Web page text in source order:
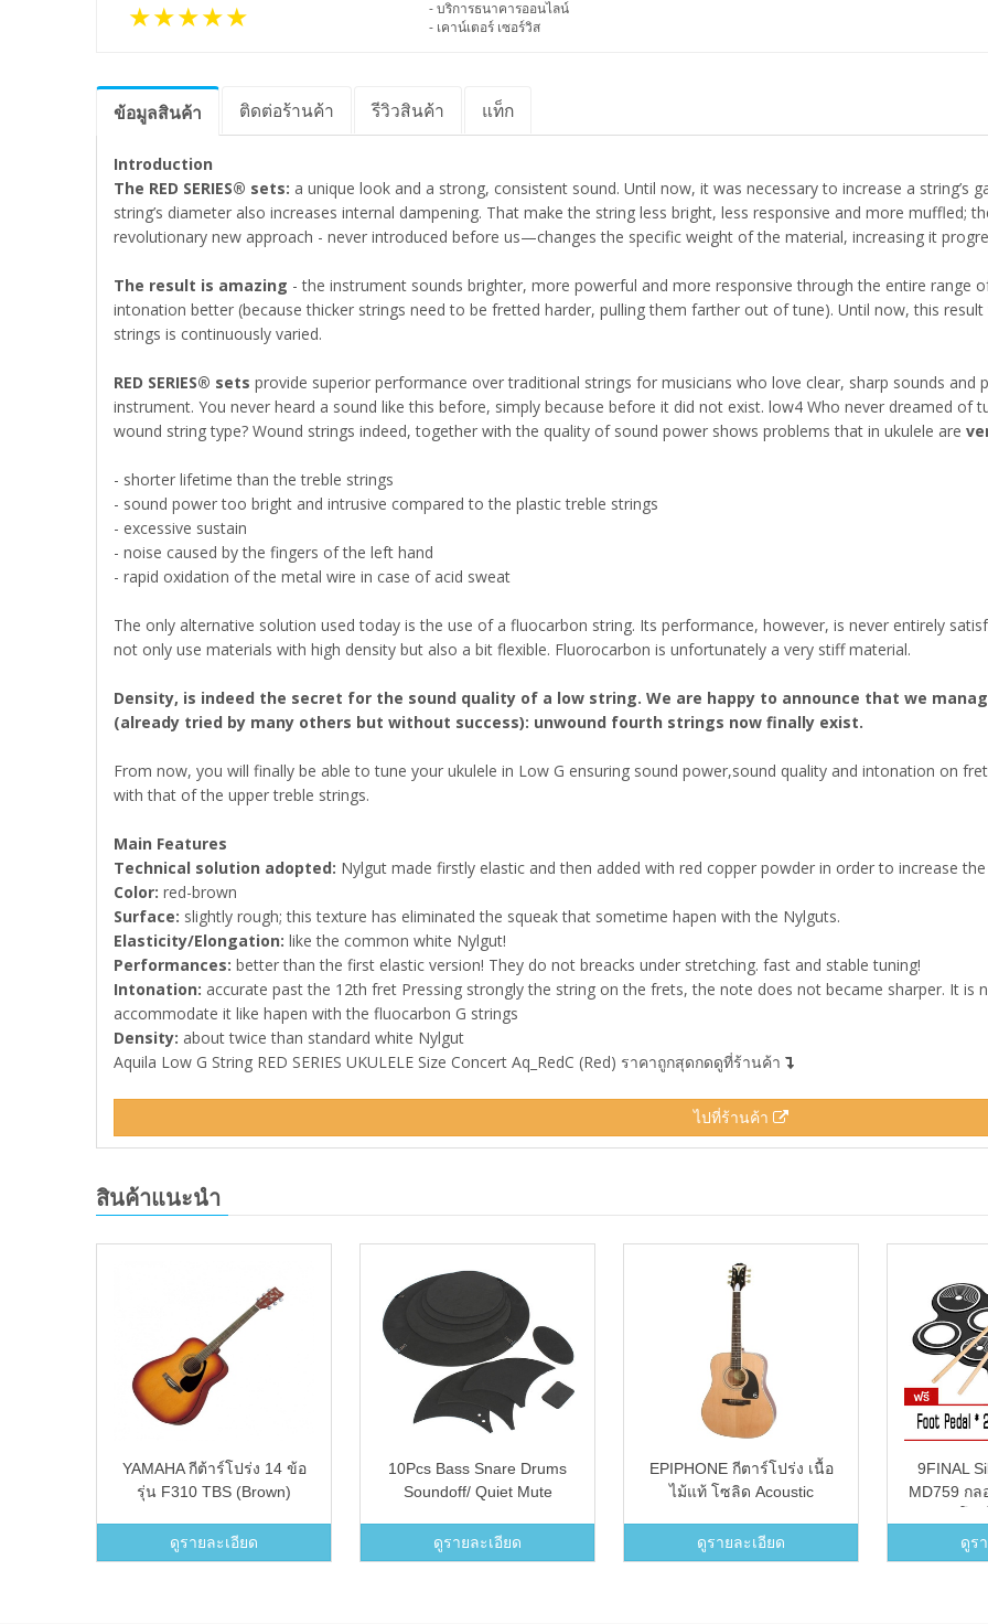
- บริการธนาคารออนไลน์
- เคาน์เตอร์ เซอร์วิส
ข้อมูลสินค้า ติดต่อร้านค้า รีวิวสินค้า แท็ก
Introduction
The RED SERIES® sets: a unique look and a strong, consistent sound. Until now, it was necessary to increase a string’s
string’s diameter also increases internal dampening. That make the string less bright, less responsive and more muffled;
revolutionary new approach - never introduced before us—changes the specific weight of the material, increasing it
The result is amazing - the instrument sounds brighter, more powerful and more responsive through the entire range
intonation better (because thicker strings need to be fretted harder, pulling them farther out of tune). Until now, this
strings is continuously varied.
RED SERIES® sets provide superior performance over traditional strings for musicians who love clear, sharp sounds and
instrument. You never heard a sound like this before, simply because before it did not exist. low4 Who never dreamed of
wound string type? Wound strings indeed, together with the quality of sound power shows problems that in ukulele are
- shorter lifetime than the treble strings
- sound power too bright and intrusive compared to the plastic treble strings
- excessive sustain
- noise caused by the fingers of the left hand
- rapid oxidation of the metal wire in case of acid sweat
The only alternative solution used today is the use of a fluocarbon string. Its performance, however, is never entirely
not only use materials with high density but also a bit flexible. Fluorocarbon is unfortunately a very stiff material.
Density, is indeed the secret for the sound quality of a low string. We are happy to announce that we
(already tried by many others but without success): unwound fourth strings now finally exist.
From now, you will finally be able to tune your ukulele in Low G ensuring sound power,sound quality and intonation on
with that of the upper treble strings.
Main Features
Technical solution adopted: Nylgut made firstly elastic and then added with red copper powder in order to increase
Color: red-brown
Surface: slightly rough; this texture has eliminated the squeak that sometime hapen with the Nylguts.
Elasticity/Elongation: like the common white Nylgut!
Performances: better than the first elastic version! They do not breacks under stretching. fast and stable tuning!
Intonation: accurate past the 12th fret Pressing strongly the string on the frets, the note does not became sharper. It is
accommodate it like hapen with the fluocarbon G strings
Density: about twice than standard white Nylgut
Aquila Low G String RED SERIES UKULELE Size Concert Aq_RedC (Red) ราคาถูกสุดกดดูที่ร้านค้า
ไปที่ร้านค้า
สินค้าแนะนำ
YAMAHA กีต้าร์โปร่ง 14 ข้อ
รุ่น F310 TBS (Brown)
ดูรายละเอียด
10Pcs Bass Snare Drums
Soundoff/ Quiet Mute
Pad Set
ดูรายละเอียด
EPIPHONE กีตาร์โปร่ง เนื้อ
ไม้แท้ โซลิด Acoustic
Natural
ดูรายละเอียด
9FINAL
MD759 ก
ได้ ต่อลำ
Portable
ดูร